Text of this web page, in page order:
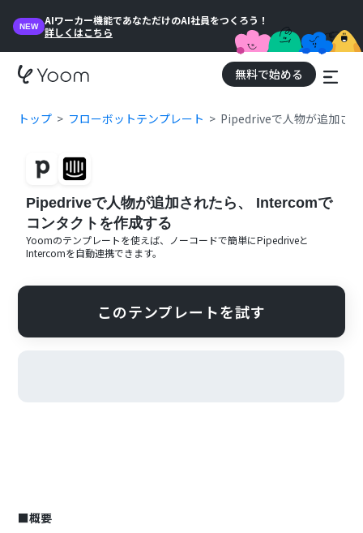
NEW
AIワーカー機能であなただけのAI社員をつくろう！
詳しくはこちら
無料で始める
トップ フローボットテンプレート Pipedriveで人物が追加さ
Pipedriveで人物が追加されたら、 Intercomで
コンタクトを作成する
Yoomのテンプレートを使えば、ノーコードで簡単にPipedriveと
Intercomを自動連携できます。
このテンプレートを試す
■概要